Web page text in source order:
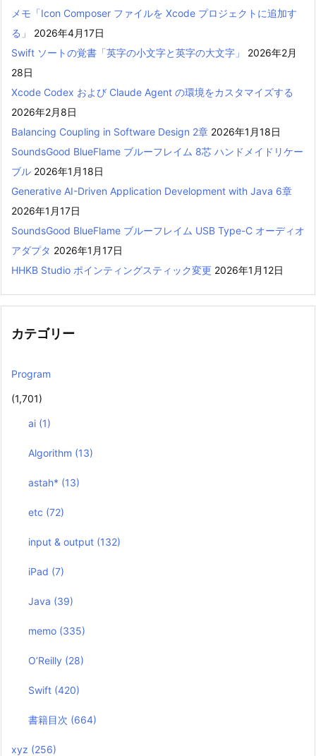
メモ「Icon Composer ファイルを Xcode プロジェクトに追加す
る」
2026年4月17日
Swift ソートの覚書「英字の小文字と英字の大文字」
2026年2月
28日
Xcode Codex および Claude Agent の環境をカスタマイズする
2026年2月8日
Balancing Coupling in Software Design 2章 2026年1月18日
SoundsGood BlueFlame ブルーフレイム 8芯 ハンドメイドリケー
ブル 2026年1月18日
Generative AI-Driven Application Development with Java 6章
2026年1月17日
SoundsGood BlueFlame ブルーフレイム USB Type-C オーディオ
アダプタ 2026年1月17日
HHKB Studio ポインティングスティック変更 2026年1月12日
カテゴリー
Program
(1,701)
ai (1)
Algorithm (13)
astah* (13)
etc (72)
input & output (132)
iPad (7)
Java (39)
memo (335)
O’Reilly (28)
Swift (420)
書籍目次 (664)
xyz (256)